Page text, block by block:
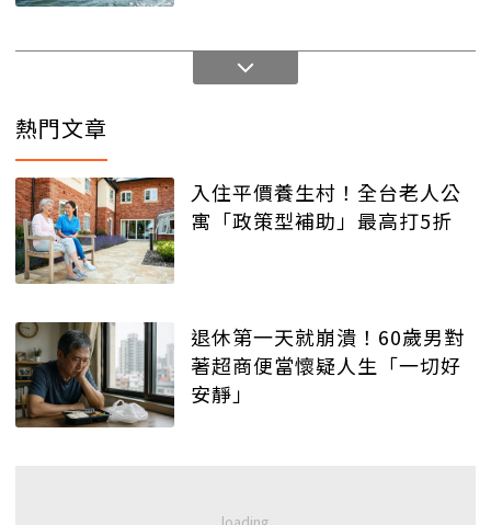
熱門文章
入住平價養生村！全台老人公
寓「政策型補助」最高打5折
退休第一天就崩潰！60歲男對
著超商便當懷疑人生「一切好
安靜」